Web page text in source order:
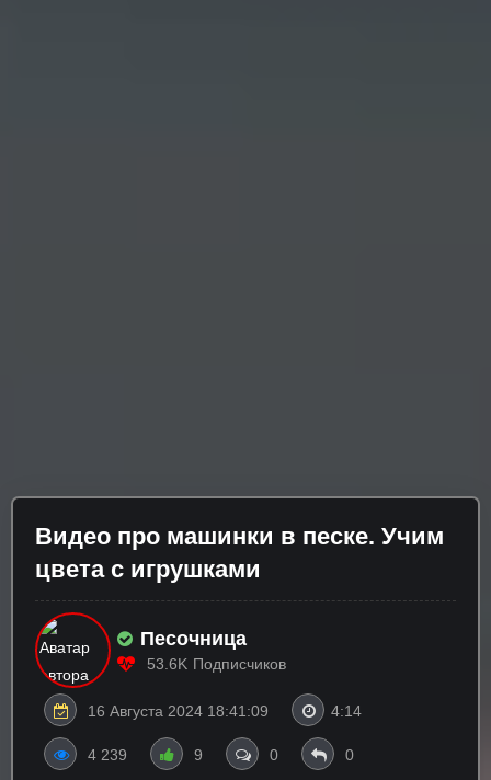
Видео про машинки в песке. Учим
цвета с игрушками
Песочница
53.6K Подписчиков
16 Августа 2024 18:41:09 4:14
4 239 9 0 0